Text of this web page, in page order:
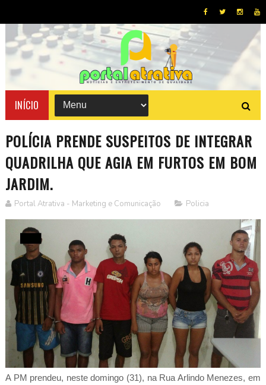
INÍCIO
POLÍCIA PRENDE SUSPEITOS DE INTEGRAR
QUADRILHA QUE AGIA EM FURTOS EM BOM
JARDIM.
Portal Atrativa - Marketing e Comunicação Policia
A PM prendeu, neste domingo (31), na Rua Arlindo Menezes, em